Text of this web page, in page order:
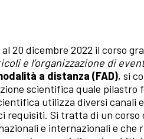
20 dicembre 2022 il corso
e l’organizzazione di
a distanza (FAD), si
scientifica quale pilastro
utilizza diversi canali
requisiti. Si tratta di un
e internazionali e